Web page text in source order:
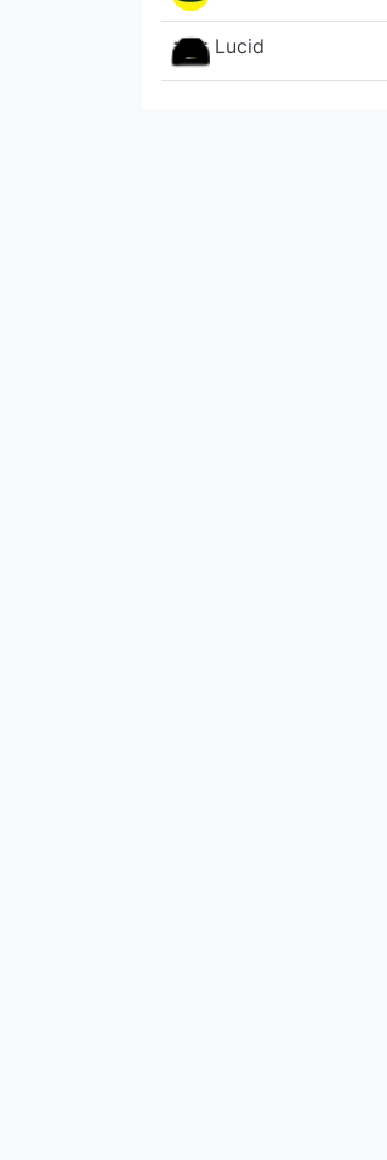
Lucid